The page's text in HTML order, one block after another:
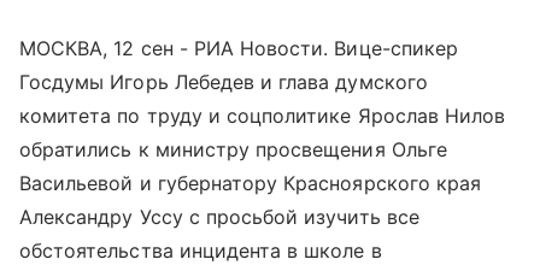
МОСКВА, 12 сен - РИА Новости. Вице-спикер
Госдумы Игорь Лебедев и глава думского
комитета по труду и соцполитике Ярослав Нилов
обратились к министру просвещения Ольге
Васильевой и губернатору Красноярского края
Александру Уссу с просьбой изучить все
обстоятельства инцидента в школе в